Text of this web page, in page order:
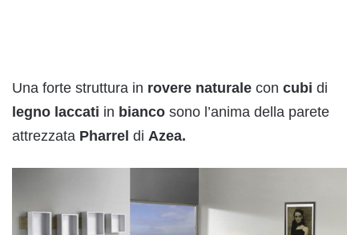
Una forte struttura in rovere naturale con cubi di
legno laccati in bianco sono l’anima della parete
attrezzata Pharrel di Azea.